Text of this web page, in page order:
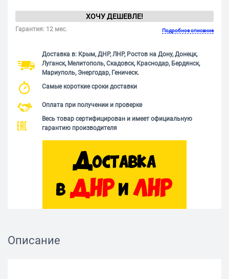
ХОЧУ ДЕШЕВЛЕ!
Гарантия: 12 мес. Подробное описание
Доставка в: Крым, ДНР, ЛНР, Ростов на Дону, Донецк,
Луганск, Мелитополь, Скадовск, Краснодар, Бердянск,
Мариуполь, Энергодар, Геническ.
Самые короткие сроки доставки
Оплата при получении и проверке
Весь товар сертифицирован и имеет официальную
гарантию производителя
Описание